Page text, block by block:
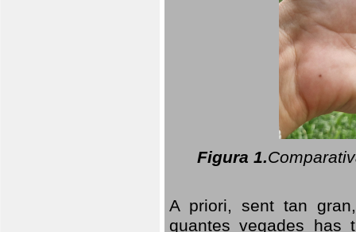
Figura 1.
A priori, sent tan
quantes vegades has